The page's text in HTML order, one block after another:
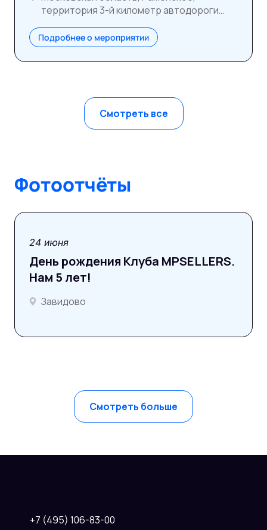
территория 3-й километр автодороги
Подробнее о мероприятии
Смотреть все
Фотоотчёты
фотоотчёт
24 июня
День рождения Клуба MPSELLERS.
Нам 5 лет!
Завидово
Смотреть больше
+7 (495) 106-83-00